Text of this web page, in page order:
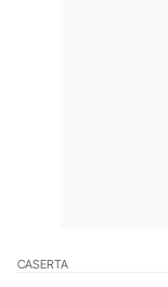
CASERTA